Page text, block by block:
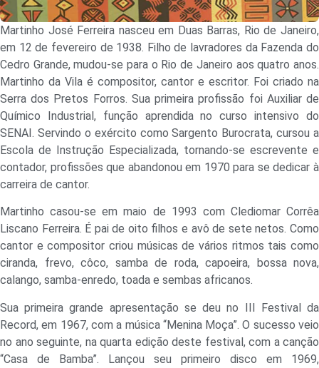
Martinho José Ferreira nasceu em Duas Barras, Rio de Janeiro,
em 12 de fevereiro de 1938. Filho de lavradores da Fazenda do
Cedro Grande, mudou-se para o Rio de Janeiro aos quatro anos.
Martinho da Vila é compositor, cantor e escritor. Foi criado na
Serra dos Pretos Forros. Sua primeira profissão foi Auxiliar de
Químico Industrial, função aprendida no curso intensivo do
SENAI. Servindo o exército como Sargento Burocrata, cursou a
Escola de Instrução Especializada, tornando-se escrevente e
contador, profissões que abandonou em 1970 para se dedicar à
carreira de cantor.
Martinho casou-se em maio de 1993 com Clediomar Corrêa
Liscano Ferreira. É pai de oito filhos e avô de sete netos. Como
cantor e compositor criou músicas de vários ritmos tais como
ciranda, frevo, côco, samba de roda, capoeira, bossa nova,
calango, samba-enredo, toada e sembas africanos.
Sua primeira grande apresentação se deu no III Festival da
Record, em 1967, com a música “Menina Moça”. O sucesso veio
no ano seguinte, na quarta edição deste festival, com a canção
“Casa de Bamba”. Lançou seu primeiro disco em 1969,